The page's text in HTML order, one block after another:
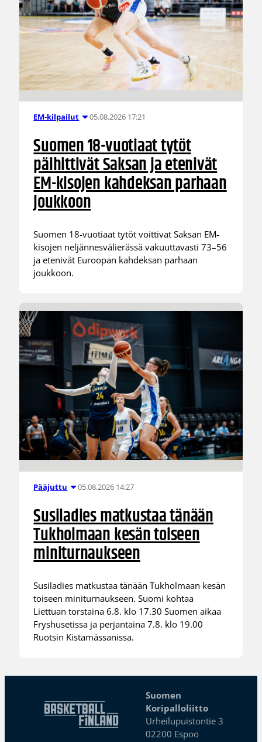
EM-kilpailut 05.08.2026 17:21
Suomen 18-vuotiaat tytöt
päihittivät Saksan ja etenivät
EM-kisojen kahdeksan parhaan
joukkoon
Suomen 18-vuotiaat tytöt voittivat Saksan EM-
kisojen neljännesvälierässä vakuuttavasti 73–56
ja etenivät Euroopan kahdeksan parhaan
joukkoon.
Pääjuttu 05.08.2026 14:27
Susiladies matkustaa tänään
Tukholmaan kesän toiseen
miniturnaukseen
Susiladies matkustaa tänään Tukholmaan kesän
toiseen miniturnaukseen. Suomi kohtaa
Liettuan torstaina 6.8. klo 17.30 Suomen aikaa
Fryshusetissa ja perjantaina 7.8. klo 19.00
Ruotsin Kistamässanissa.
Suomen
Koripalloliitto
Urheilupuistontie 3
02200 Espoo